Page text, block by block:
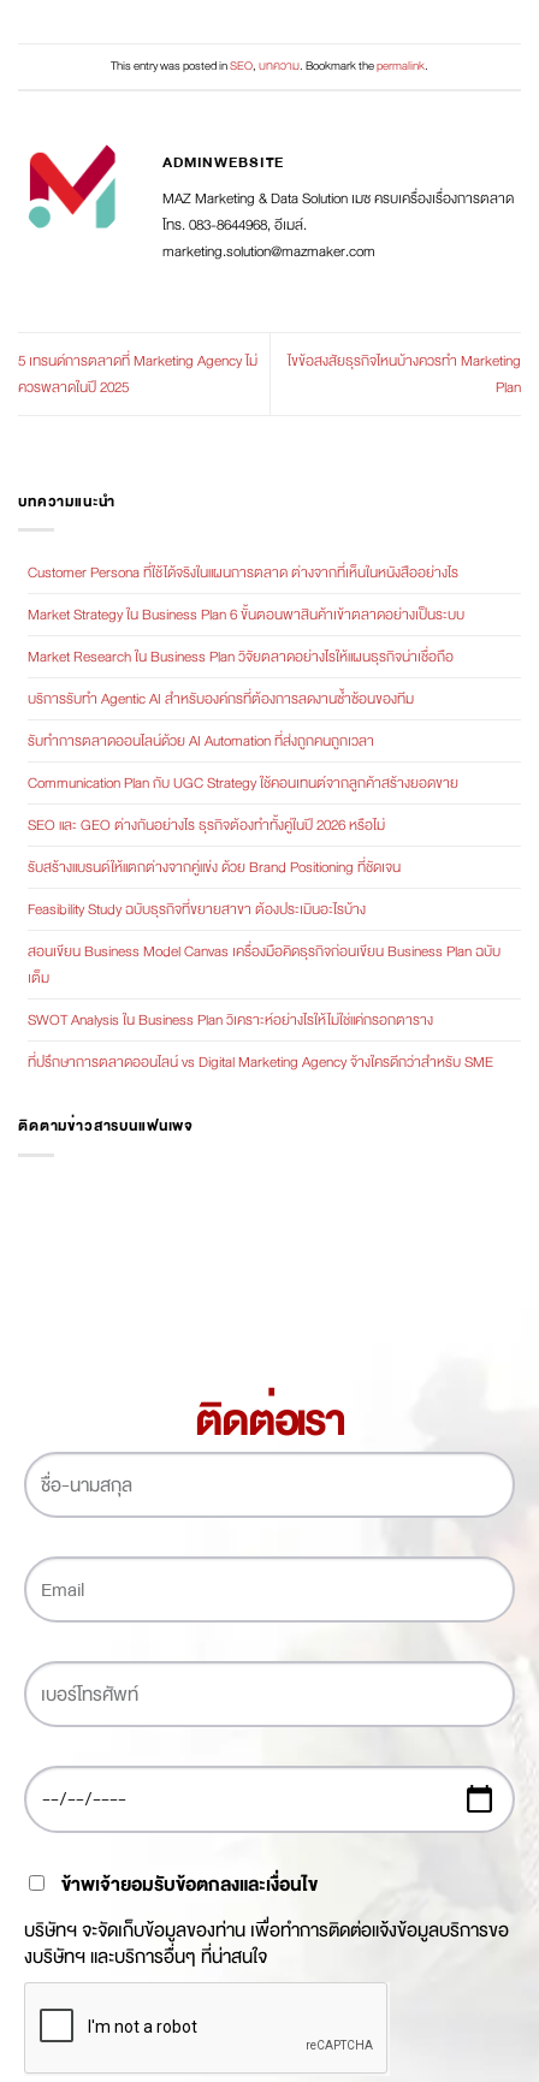
This entry was posted inSEO,บทความ. Bookmark thepermalink.
ADMINWEBSITE
MAZ Marketing & Data Solution เมซ ครบเครื่องเรื่องการตลาด
โทร. 083-8644968, อีเมล์.
marketing.solution@mazmaker.com
5 เทรนด์การตลาดที่ Marketing Agency ไม่
ควรพลาดในปี 2025
ไขข้อสงสัยธุรกิจไหนบ้างควรทำ Marketing
Plan
บทความแนะนำ
Customer Persona ที่ใช้ได้จริงในแผนการตลาด ต่างจากที่เห็นในหนังสืออย่างไร
Market Strategy ใน Business Plan 6 ขั้นตอนพาสินค้าเข้าตลาดอย่างเป็นระบบ
Market Research ใน Business Plan วิจัยตลาดอย่างไรให้แผนธุรกิจน่าเชื่อถือ
บริการรับทำ Agentic AI สำหรับองค์กรที่ต้องการลดงานซ้ำซ้อนของทีม
รับทำการตลาดออนไลน์ด้วย AI Automation ที่ส่งถูกคนถูกเวลา
Communication Plan กับ UGC Strategy ใช้คอนเทนต์จากลูกค้าสร้างยอดขาย
SEO และ GEO ต่างกันอย่างไร ธุรกิจต้องทำทั้งคู่ในปี 2026 หรือไม่
รับสร้างแบรนด์ให้แตกต่างจากคู่แข่ง ด้วย Brand Positioning ที่ชัดเจน
Feasibility Study ฉบับธุรกิจที่ขยายสาขา ต้องประเมินอะไรบ้าง
สอนเขียน Business Model Canvas เครื่องมือคิดธุรกิจก่อนเขียน Business Plan ฉบับ
เต็ม
SWOT Analysis ใน Business Plan วิเคราะห์อย่างไรให้ไม่ใช่แค่กรอกตาราง
ที่ปรึกษาการตลาดออนไลน์ vs Digital Marketing Agency จ้างใครดีกว่าสำหรับ SME
ติดตามข่าวสารบนแฟนเพจ
ติดต่อเรา
ข้าพเจ้ายอมรับข้อตกลงและเงื่อนไข
บริษัทฯ จะจัดเก็บข้อมูลของท่าน เพื่อทำการติดต่อแจ้งข้อมูลบริการขอ
งบริษัทฯ และบริการอื่นๆ ที่น่าสนใจ